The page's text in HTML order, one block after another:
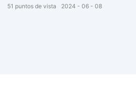
2024 06 08
51 puntos de vista